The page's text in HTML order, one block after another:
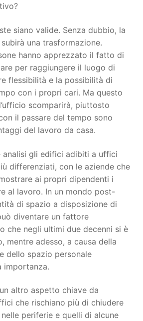
siano valide. Senza dubbio, la
una trasformazione.
hanno apprezzato il fatto di
per raggiungere il luogo di
flessibilità e la possibilità di
con i propri cari. Ma questo
scomparirà, piuttosto
il passare del tempo sono
del lavoro da casa.
analisi gli edifici adibiti a uffici
differenziati, con le aziende che
ai propri dipendenti i
al lavoro. In un mondo post-
di spazio a disposizione di
diventare un fattore
che negli ultimi due decenni si è
mentre adesso, a causa della
dello spazio personale
importanza.
altro aspetto chiave da
che rischiano più di chiudere
periferie e quelli di alcune